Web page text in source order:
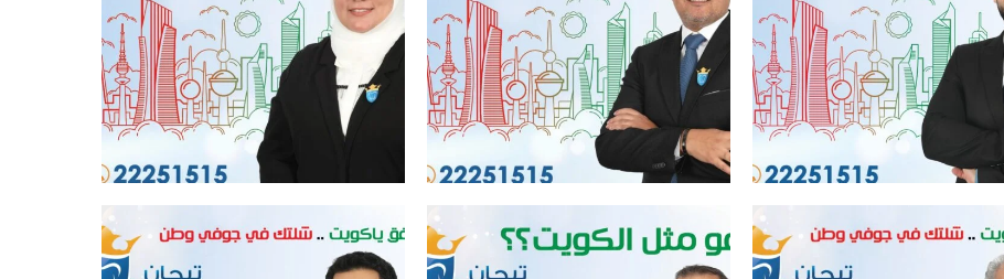
افضل عيادة اسنان في الكويت افضل عيادة اسنان في الكويت افضل عيادة اسنان في الكويت